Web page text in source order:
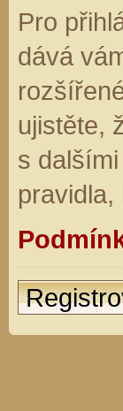
Pro
dává
ujistěte,
s